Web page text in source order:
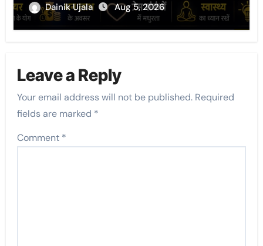
Dainik Ujala Aug 5, 2026
Leave a Reply
Your email address will not be published. Required
fields are marked *
Comment *